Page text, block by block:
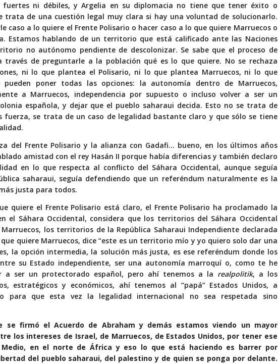
fuertes ni débiles, y Argelia en su diplomacia no tiene que tener éxito o
trata de una cuestión legal muy clara si hay una voluntad de solucionarlo.
caso a lo quiere el Frente Polisario o hacer caso a lo que quiere Marruecos o
Estamos hablando de un territorio que está calificado ante las Naciones
no autónomo pendiente de descolonizar. Se sabe que el proceso de
través de preguntarle a la población qué es lo que quiere. No se rechaza
ni lo que plantea el Polisario, ni lo que plantea Marruecos, ni lo que
pueden poner todas las opciones: la autonomía dentro de Marruecos,
a Marruecos, independencia por supuesto o incluso volver a ser un
española, y dejar que el pueblo saharaui decida. Esto no se trata de
fuerza, se trata de un caso de legalidad bastante claro y que sólo se tiene
del Frente Polisario y la alianza con Gadafi… bueno, en los últimos años
amistad con el rey Hasán II porque había diferencias y también declaro
en lo que respecta al conflicto del Sáhara Occidental, aunque seguía
saharaui, seguía defendiendo que un referéndum naturalmente es la
justa para todos.
quiere el Frente Polisario está claro, el Frente Polisario ha proclamado la
el Sáhara Occidental, considera que los territorios del Sáhara Occidental
los territorios de la República Saharaui Independiente declarada
que quiere Marruecos, dice “este es un territorio mío y yo quiero solo dar una
la opción intermedia, la solución más justa, es ese referéndum donde los
su Estado independiente, ser una autonomía marroquí o, como te he
a ser un protectorado español, pero ahí tenemos a la realpolitik, a los
estratégicos y económicos, ahí tenemos al “papá” Estados Unidos, a
para que esta vez la legalidad internacional no sea respetada sino
se firmó el Acuerdo de Abraham y demás estamos viendo un mayor
los intereses de Israel, de Marruecos, de Estados Unidos, por tener ese
en el norte de África y eso lo que está haciendo es barrer por
del pueblo saharaui, del palestino y de quien se ponga por delante.